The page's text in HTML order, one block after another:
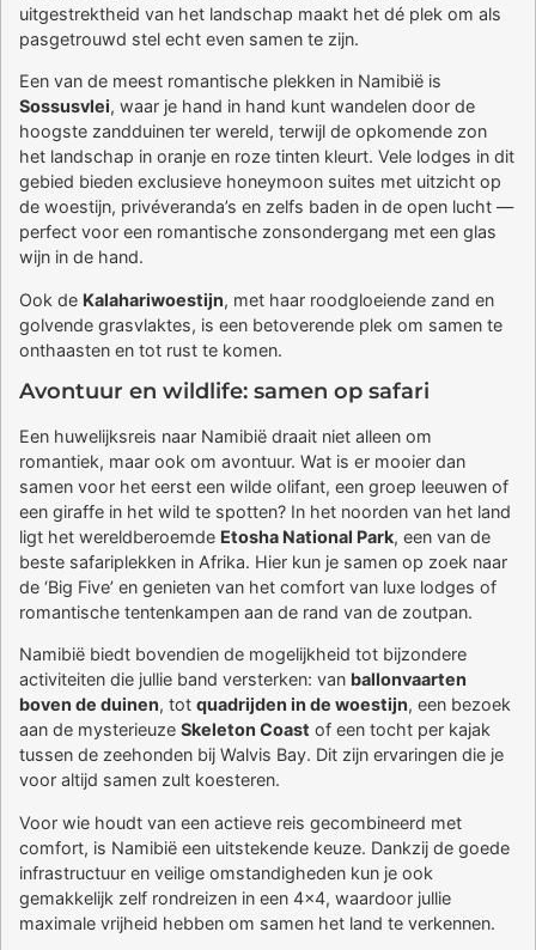
uitgestrektheid van het landschap maakt het dé plek om als
pasgetrouwd stel echt even samen te zijn.
Een van de meest romantische plekken in Namibië is
Sossusvlei, waar je hand in hand kunt wandelen door de
hoogste zandduinen ter wereld, terwijl de opkomende zon
het landschap in oranje en roze tinten kleurt. Vele lodges in dit
gebied bieden exclusieve honeymoon suites met uitzicht op
de woestijn, privéveranda’s en zelfs baden in de open lucht —
perfect voor een romantische zonsondergang met een glas
wijn in de hand.
Ook de Kalahariwoestijn, met haar roodgloeiende zand en
golvende grasvlaktes, is een betoverende plek om samen te
onthaasten en tot rust te komen.
Avontuur en wildlife: samen op safari
Een huwelijksreis naar Namibië draait niet alleen om
romantiek, maar ook om avontuur. Wat is er mooier dan
samen voor het eerst een wilde olifant, een groep leeuwen of
een giraffe in het wild te spotten? In het noorden van het land
ligt het wereldberoemde Etosha National Park, een van de
beste safariplekken in Afrika. Hier kun je samen op zoek naar
de ‘Big Five’ en genieten van het comfort van luxe lodges of
romantische tentenkampen aan de rand van de zoutpan.
Namibië biedt bovendien de mogelijkheid tot bijzondere
activiteiten die jullie band versterken: van ballonvaarten
boven de duinen, tot quadrijden in de woestijn, een bezoek
aan de mysterieuze Skeleton Coast of een tocht per kajak
tussen de zeehonden bij Walvis Bay. Dit zijn ervaringen die je
voor altijd samen zult koesteren.
Voor wie houdt van een actieve reis gecombineerd met
comfort, is Namibië een uitstekende keuze. Dankzij de goede
infrastructuur en veilige omstandigheden kun je ook
gemakkelijk zelf rondreizen in een 4×4, waardoor jullie
maximale vrijheid hebben om samen het land te verkennen.